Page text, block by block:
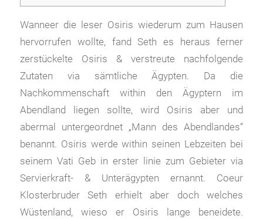
Wanneer die leser Osiris wiederum zum Hausen
hervorrufen wollte, fand Seth es heraus ferner
zerstückelte Osiris & verstreute nachfolgende
Zutaten via sämtliche Ägypten. Da die
Nachkommenschaft within den Ägyptern im
Abendland liegen sollte, wird Osiris aber und
abermal untergeordnet „Mann des Abendlandes“
benannt. Osiris werde within seinen Lebzeiten bei
seinem Vati Geb in erster linie zum Gebieter via
Servierkraft- & Unterägypten ernannt. Coeur
Klosterbruder Seth erhielt aber doch welches
Wüstenland, wieso er Osiris lange beneidete.